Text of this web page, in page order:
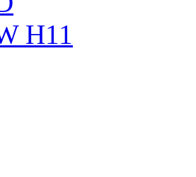
H11